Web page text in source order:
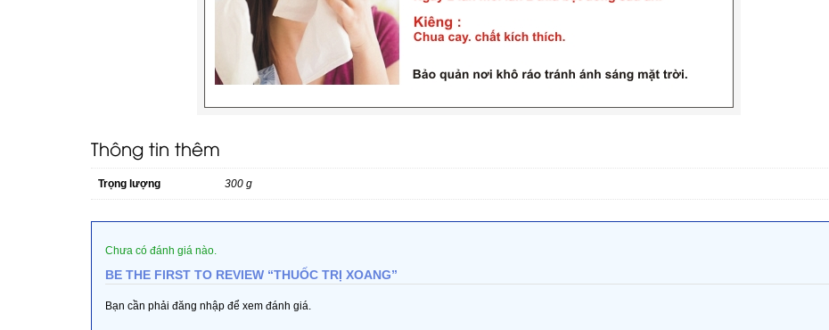
Thông tin thêm
Trọng lượng 300 g
Chưa có đánh giá nào.
BE THE FIRST TO REVIEW “THUỐC TRỊ XOANG”
Bạn cần phải đăng nhập để xem đánh giá.